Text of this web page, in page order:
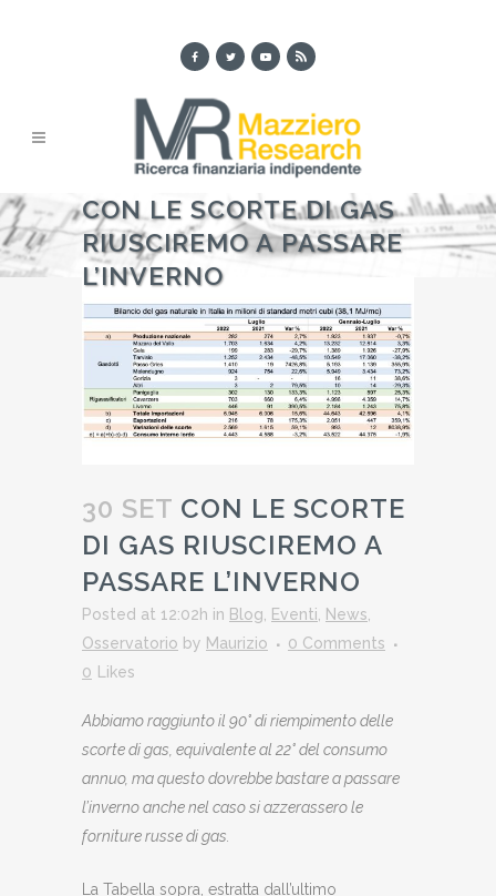
CON LE SCORTE DI GAS
RIUSCIREMO A PASSARE
L’INVERNO
30 SET CON LE SCORTE
DI GAS RIUSCIREMO A
PASSARE L’INVERNO
Posted at 12:02h in Blog Eventi News
Osservatorio by Maurizio
0 Comments
0
Likes
Abbiamo raggiunto il 90° di riempimento delle
scorte di gas, equivalente al 22° del consumo
annuo, ma questo dovrebbe bastare a passare
l’inverno anche nel caso si azzerassero le
forniture russe di gas.
La Tabella sopra, estratta dall’ultimo